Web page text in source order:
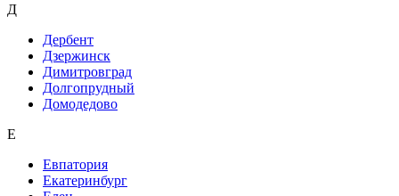
Д
Дербент
Дзержинск
Димитровград
Долгопрудный
Домодедово
Е
Евпатория
Екатеринбург